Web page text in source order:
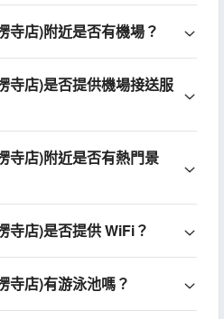
寺店)附近是否有機場？
寺店)是否提供機場接送服
寺店)附近是否有熱門景
寺店)是否提供 WiFi？
寺店)有游泳池嗎？